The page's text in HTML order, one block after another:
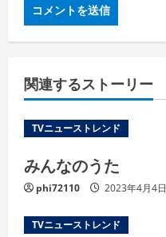
関連するストーリー
TVニューストレンド
みんなのうた
phi72110 2023年4月4日
TVニューストレンド